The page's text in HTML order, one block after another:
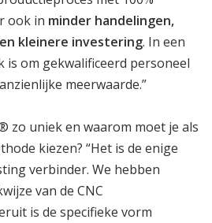
ook in minder handelingen,
kleinere investering. In een
is om gekwalificeerd personeel
meerwaarde.”
zo uniek en waarom moet je als
kiezen? “Het is de enige
verbinder. We hebben
van de CNC
is de specifieke vorm